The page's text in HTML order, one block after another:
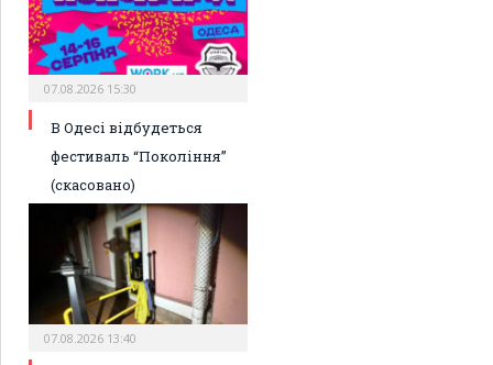
07.08.2026 15:30
В Одесі відбудеться
фестиваль “Покоління”
(скасовано)
07.08.2026 13:40